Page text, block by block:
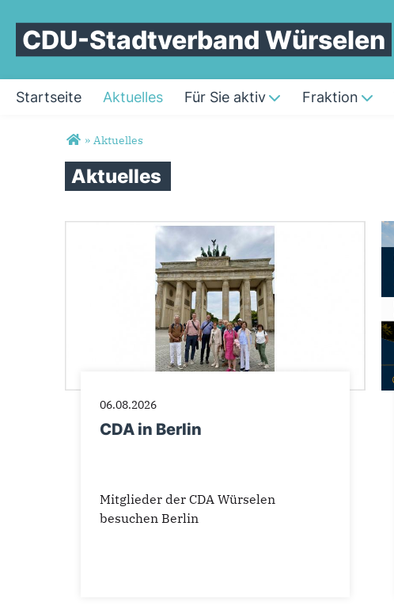
CDU-Stadtverband Würselen
Startseite Aktuelles Für Sie aktiv Fraktion
Sie sind hier
» Aktuelles
Aktuelles
06.08.2026
CDA in Berlin
Mitglieder der CDA Würselen
besuchen Berlin